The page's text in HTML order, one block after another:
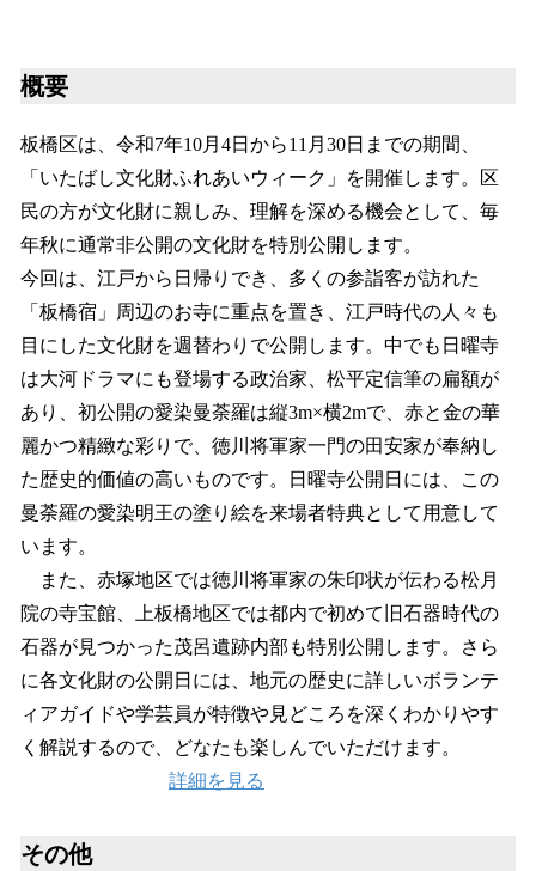
概要
板橋区は、令和7年10月4日から11月30日までの期間、
「いたばし文化財ふれあいウィーク」を開催します。区
民の方が文化財に親しみ、理解を深める機会として、毎
年秋に通常非公開の文化財を特別公開します。
今回は、江戸から日帰りでき、多くの参詣客が訪れた
「板橋宿」周辺のお寺に重点を置き、江戸時代の人々も
目にした文化財を週替わりで公開します。中でも日曜寺
は大河ドラマにも登場する政治家、松平定信筆の扁額が
あり、初公開の愛染曼荼羅は縦3m×横2mで、赤と金の華
麗かつ精緻な彩りで、徳川将軍家一門の田安家が奉納し
た歴史的価値の高いものです。日曜寺公開日には、この
曼荼羅の愛染明王の塗り絵を来場者特典として用意して
います。
また、赤塚地区では徳川将軍家の朱印状が伝わる松月
院の寺宝館、上板橋地区では都内で初めて旧石器時代の
石器が見つかった茂呂遺跡内部も特別公開します。さら
に各文化財の公開日には、地元の歴史に詳しいボランテ
ィアガイドや学芸員が特徴や見どころを深くわかりやす
く解説するので、どなたも楽しんでいただけます。
詳細を見る
その他